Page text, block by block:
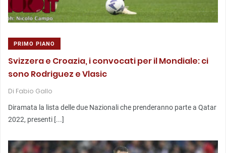
PRIMO PIANO
Svizzera e Croazia, i convocati per il Mondiale: ci
sono Rodriguez e Vlasic
Di Fabio Gallo
Diramata la lista delle due Nazionali che prenderanno parte a Qatar
2022, presenti [...]